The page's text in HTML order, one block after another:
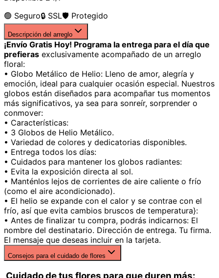
🟢 Seguro🔒 SSL🛡️ Protegido
Descripción del arreglo
¡Envío Gratis Hoy! Programa la entrega para el día que
prefieras exclusivamente acompañado de un arreglo
floral:
• Globo Metálico de Helio: Lleno de amor, alegría y
emoción, ideal para cualquier ocasión especial. Nuestros
globos están diseñados para acompañar tus momentos
más significativos, ya sea para sonreír, sorprender o
conmover:
• Características:
• 3 Globos de Helio Metálico.
• Variedad de colores y dedicatorias disponibles.
• Entrega todos los días:
• Cuidados para mantener los globos radiantes:
• Evita la exposición directa al sol.
• Manténlos lejos de corrientes de aire caliente o frío
(como el aire acondicionado).
• El helio se expande con el calor y se contrae con el
frío, así que evita cambios bruscos de temperatura}:
• Antes de finalizar tu compra, podrás indicarnos: El
nombre del destinatario. Dirección de entrega. Tu firma.
El mensaje que deseas incluir en la tarjeta.
Consejos para el cuidado de flores
Cuidado de tus flores para que duren más: